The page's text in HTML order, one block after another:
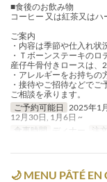
■食後のお飲み物
コーヒー 又は紅茶又はハ
ご案内
・内容は季節や仕入れ状
・Ｔボーンステーキの
産仔牛骨付きロースは、
・アレルギーをお持ちの
・接待やご招待などで
ご相談を承ります。
ご予約可能日
2025年1
12月30日, 1月6日 ~
食事時間
ディナー 注
🌙 MENU PÂTÉ EN